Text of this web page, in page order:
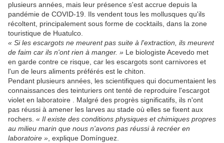
plusieurs années, mais leur présence s'est accrue depuis la
pandémie de COVID-19. Ils vendent tous les mollusques qu'ils
récoltent, principalement sous forme de cocktails, dans la zone
touristique de Huatulco.
« Si les escargots ne meurent pas suite à l'extraction, ils meurent
de faim car ils n'ont rien à manger. » Le biologiste Acevedo met
en garde contre ce risque, car les escargots sont carnivores et
l'un de leurs aliments préférés est le chiton.
Pendant plusieurs années, les scientifiques qui documentaient les
connaissances des teinturiers ont tenté de reproduire l'escargot
violet en laboratoire . Malgré des progrès significatifs, ils n'ont
pas réussi à amener les larves au stade où elles se fixent aux
rochers. « Il existe des conditions physiques et chimiques propres
au milieu marin que nous n'avons pas réussi à recréer en
laboratoire » , explique Domínguez.